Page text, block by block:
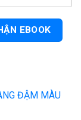
ĐẬM MÀU